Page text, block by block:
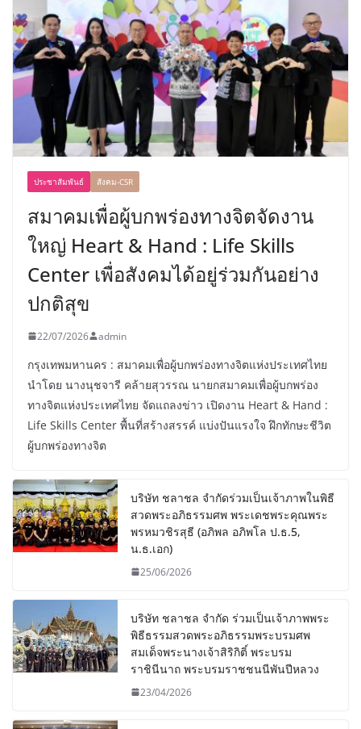
ประชาสัมพันธ์ สังคม-CSR
สมาคมเพื่อผู้บกพร่องทางจิตจัดงาน
ใหญ่ Heart & Hand : Life Skills
Center เพื่อสังคมได้อยู่ร่วมกันอย่าง
ปกติสุข
22/07/2026 admin
กรุงเทพมหานคร : สมาคมเพื่อผู้บกพร่องทางจิตแห่งประเทศไทย
นำโดย นางนุชจารี คล้ายสุวรรณ นายกสมาคมเพื่อผู้บกพร่อง
ทางจิตแห่งประเทศไทย จัดแถลงข่าว เปิดงาน Heart & Hand :
Life Skills Center พื้นที่สร้างสรรค์ แบ่งปันแรงใจ ฝึกทักษะชีวิต
ผู้บกพร่องทางจิต
บริษัท ชลาชล จำกัดร่วมเป็นเจ้าภาพในพิธี
สวดพระอภิธรรมศพ พระเดชพระคุณพระ
พรหมวชิรสุธี (อภิพล อภิพโล ป.ธ.5,
น.ธ.เอก)
25/06/2026
บริษัท ชลาชล จำกัด ร่วมเป็นเจ้าภาพพระ
พิธีธรรมสวดพระอภิธรรมพระบรมศพ
สมเด็จพระนางเจ้าสิริกิติ์ พระบรม
ราชินีนาถ พระบรมราชชนนีพันปีหลวง
23/04/2026